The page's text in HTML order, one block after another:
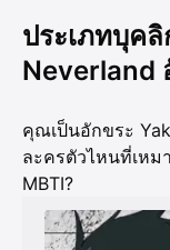
ประเภทบุค
Neverland
คุณเป็นอักขระ
ละครตัวไหนที่เห
MBTI?